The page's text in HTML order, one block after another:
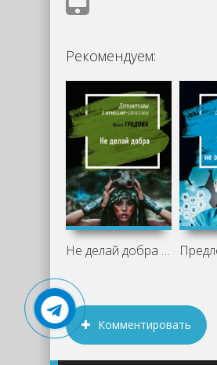
Рекомендуем:
Не делай добра - Ирина Градова
Комментировать